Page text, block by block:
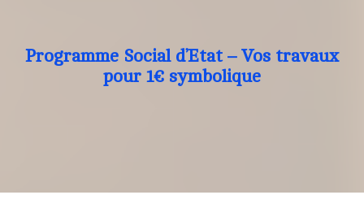
Programme Social d’Etat – Vos travaux
pour 1€ symbolique